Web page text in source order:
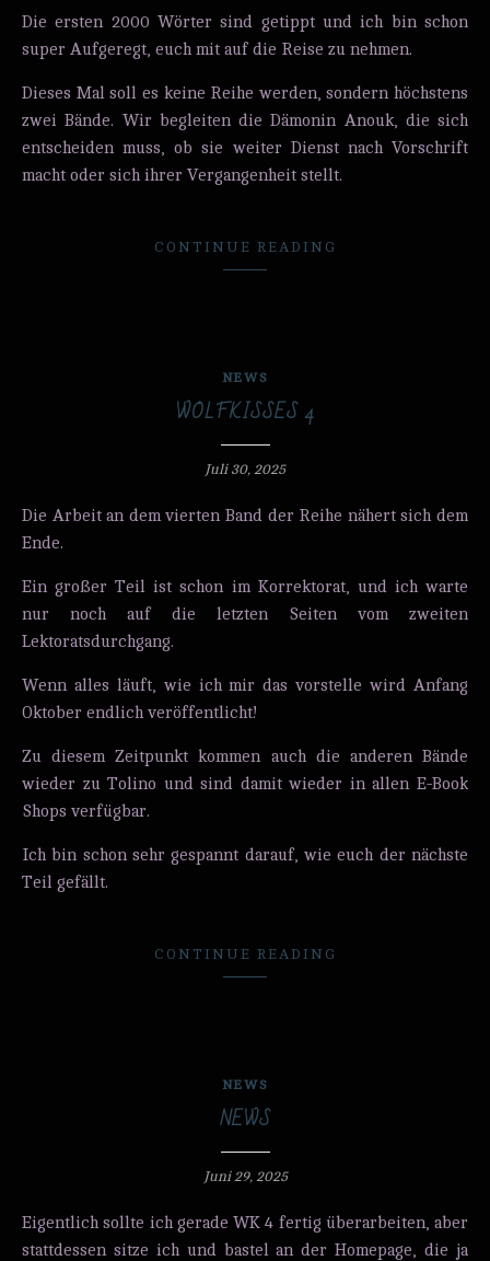
Die ersten 2000 Wörter sind getippt und ich bin schon
super Aufgeregt, euch mit auf die Reise zu nehmen.
Dieses Mal soll es keine Reihe werden, sondern höchstens
zwei Bände. Wir begleiten die Dämonin Anouk, die sich
entscheiden muss, ob sie weiter Dienst nach Vorschrift
macht oder sich ihrer Vergangenheit stellt.
CONTINUE READING
NEWS
WOLFKISSES 4
Juli 30, 2025
Die Arbeit an dem vierten Band der Reihe nähert sich dem
Ende.
Ein großer Teil ist schon im Korrektorat, und ich warte
nur noch auf die letzten Seiten vom zweiten
Lektoratsdurchgang.
Wenn alles läuft, wie ich mir das vorstelle wird Anfang
Oktober endlich veröffentlicht!
Zu diesem Zeitpunkt kommen auch die anderen Bände
wieder zu Tolino und sind damit wieder in allen E-Book
Shops verfügbar.
Ich bin schon sehr gespannt darauf, wie euch der nächste
Teil gefällt.
CONTINUE READING
NEWS
NEWS
Juni 29, 2025
Eigentlich sollte ich gerade WK 4 fertig überarbeiten, aber
stattdessen sitze ich und bastel an der Homepage, die ja